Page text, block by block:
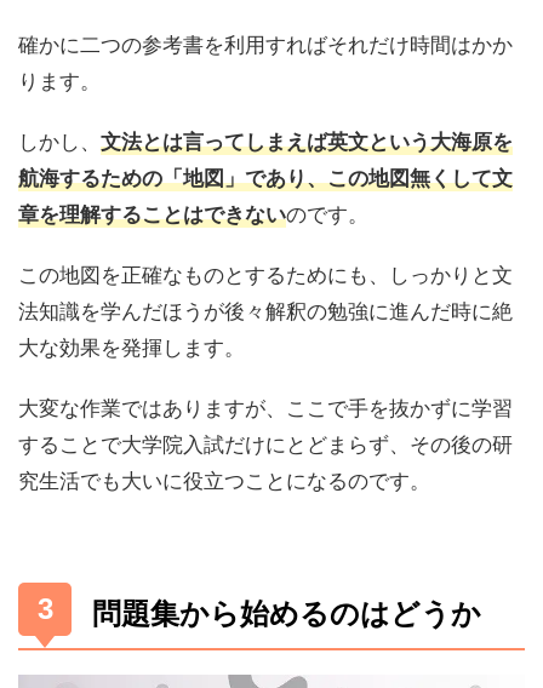
確かに二つの参考書を利用すればそれだけ時間はかか
ります。
しかし、 文法とは言ってしまえば英文という大海原を
航海するための「地図」であり、この地図無くして文
章を理解することはできないのです。
この地図を正確なものとするためにも、しっかりと文
法知識を学んだほうが後々解釈の勉強に進んだ時に絶
大な効果を発揮します。
大変な作業ではありますが、ここで手を抜かずに学習
することで大学院入試だけにとどまらず、その後の研
究生活でも大いに役立つことになるのです。
問題集から始めるのはどうか